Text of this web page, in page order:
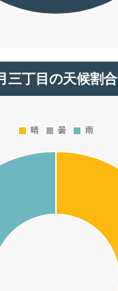
三丁目の天候割合